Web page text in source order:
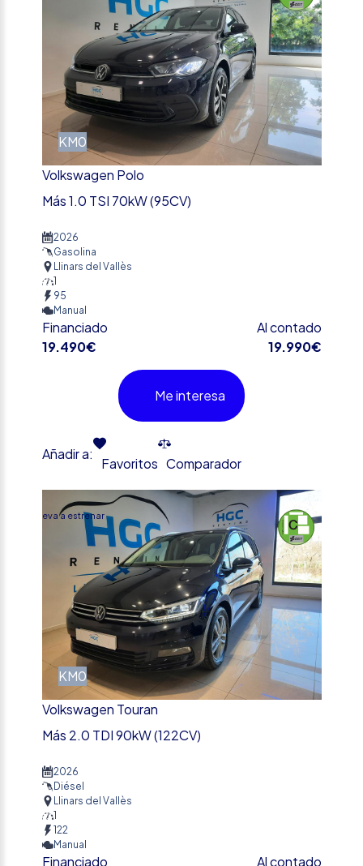
KM0
Volkswagen Polo
Más 1.0 TSI 70kW (95CV)
2026
Gasolina
Llinars del Vallès
1
95
Manual
Financiado
19.490€
Al contado
19.990€
Me interesa
Añadir a:
Favoritos Comparador
KM0
Nueva a estrenar
Volkswagen Touran
Más 2.0 TDI 90kW (122CV)
2026
Diésel
Llinars del Vallès
1
122
Manual
Financiado
Al contado